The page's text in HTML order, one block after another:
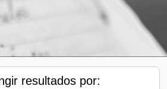
resultados por: